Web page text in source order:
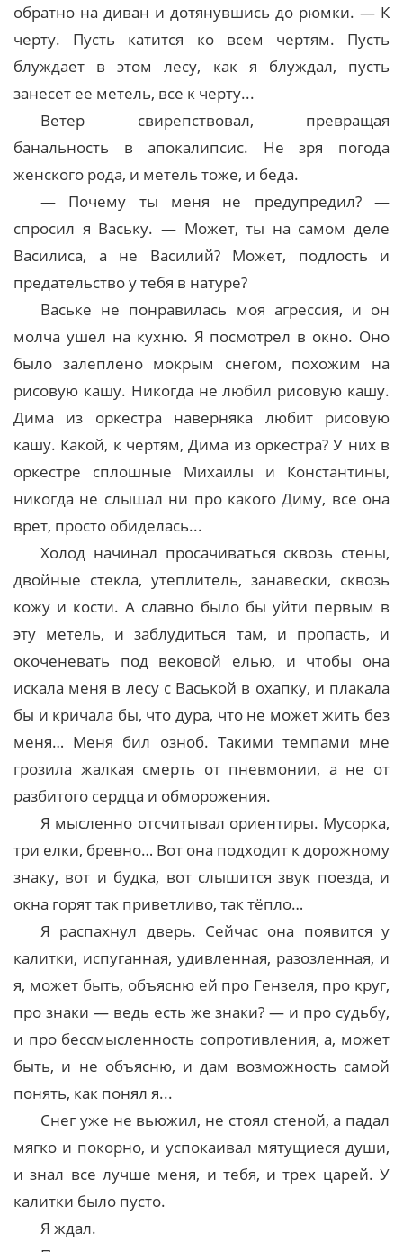
обратно на диван и дотянувшись до рюмки. — К
черту. Пусть катится ко всем чертям. Пусть
блуждает в этом лесу, как я блуждал, пусть
занесет ее метель, все к черту...
Ветер свирепствовал, превращая
банальность в апокалипсис. Не зря погода
женского рода, и метель тоже, и беда.
— Почему ты меня не предупредил? —
спросил я Ваську. — Может, ты на самом деле
Василиса, а не Василий? Может, подлость и
предательство у тебя в натуре?
Ваське не понравилась моя агрессия, и он
молча ушел на кухню. Я посмотрел в окно. Оно
было залеплено мокрым снегом, похожим на
рисовую кашу. Никогда не любил рисовую кашу.
Дима из оркестра наверняка любит рисовую
кашу. Какой, к чертям, Дима из оркестра? У них в
оркестре сплошные Михаилы и Константины,
никогда не слышал ни про какого Диму, все она
врет, просто обиделась...
Холод начинал просачиваться сквозь стены,
двойные стекла, утеплитель, занавески, сквозь
кожу и кости. А славно было бы уйти первым в
эту метель, и заблудиться там, и пропасть, и
окоченевать под вековой елью, и чтобы она
искала меня в лесу с Васькой в охапку, и плакала
бы и кричала бы, что дура, что не может жить без
меня… Меня бил озноб. Такими темпами мне
грозила жалкая смерть от пневмонии, а не от
разбитого сердца и обморожения.
Я мысленно отсчитывал ориентиры. Мусорка,
три елки, бревно… Вот она подходит к дорожному
знаку, вот и будка, вот слышится звук поезда, и
окна горят так приветливо, так тёпло…
Я распахнул дверь. Сейчас она появится у
калитки, испуганная, удивленная, разозленная, и
я, может быть, объясню ей про Гензеля, про круг,
про знаки — ведь есть же знаки? — и про судьбу,
и про бессмысленность сопротивления, а, может
быть, и не объясню, и дам возможность самой
понять, как понял я...
Снег уже не вьюжил, не стоял стеной, а падал
мягко и покорно, и успокаивал мятущиеся души,
и знал все лучше меня, и тебя, и трех царей. У
калитки было пусто.
Я ждал.